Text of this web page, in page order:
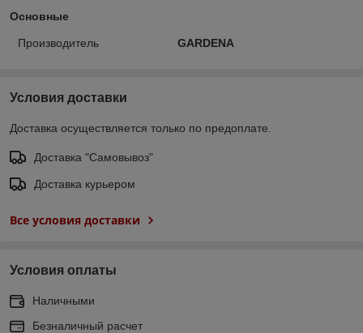
Основные
Производитель GARDENA
Условия доставки
Доставка осуществляется только по предоплате.
Доставка "Самовывоз"
Доставка курьером
Все условия доставки
Условия оплаты
Наличными
Безналичный расчет